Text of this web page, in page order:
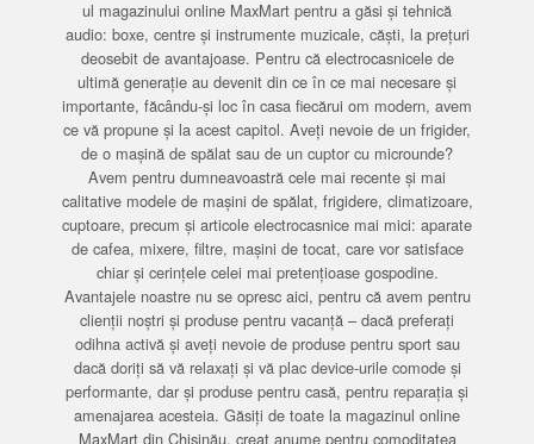
ul magazinului online MaxMart pentru a găsi și tehnică
audio: boxe, centre și instrumente muzicale, căști, la prețuri
deosebit de avantajoase. Pentru că electrocasnicele de
ultimă generație au devenit din ce în ce mai necesare și
importante, făcându-și loc în casa fiecărui om modern, avem
ce vă propune și la acest capitol. Aveți nevoie de un frigider,
de o mașină de spălat sau de un cuptor cu microunde?
Avem pentru dumneavoastră cele mai recente și mai
calitative modele de mașini de spălat, frigidere, climatizoare,
cuptoare, precum și articole electrocasnice mai mici: aparate
de cafea, mixere, filtre, mașini de tocat, care vor satisface
chiar și cerințele celei mai pretențioase gospodine.
Avantajele noastre nu se opresc aici, pentru că avem pentru
clienții noștri și produse pentru vacanță – dacă preferați
odihna activă și aveți nevoie de produse pentru sport sau
dacă doriți să vă relaxați și vă plac device-urile comode și
performante, dar și produse pentru casă, pentru reparația și
amenajarea acesteia. Găsiți de toate la magazinul online
MaxMart din Chișinău, creat anume pentru comoditatea